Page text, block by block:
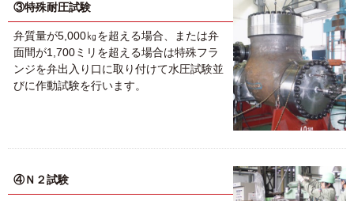
③特殊耐圧試験
弁質量が5,000㎏を超える場合、または弁
面間が1,700ミリを超える場合は特殊フラ
ンジを弁出入り口に取り付けて水圧試験並
びに作動試験を行います。
④Ｎ２試験